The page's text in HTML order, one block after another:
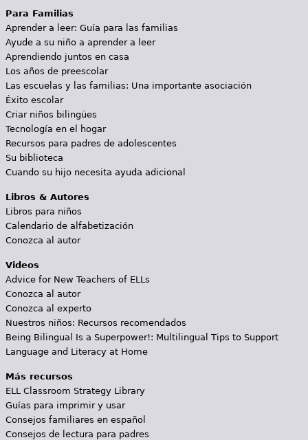
Para Familias
Aprender a leer: Guía para las familias
Ayude a su niño a aprender a leer
Aprendiendo juntos en casa
Los años de preescolar
Las escuelas y las familias: Una importante asociación
Éxito escolar
Criar niños bilingües
Tecnología en el hogar
Recursos para padres de adolescentes
Su biblioteca
Cuando su hijo necesita ayuda adicional
Libros & Autores
Libros para niños
Calendario de alfabetización
Conozca al autor
Videos
Advice for New Teachers of ELLs
Conozca al autor
Conozca al experto
Nuestros niños: Recursos recomendados
Being Bilingual Is a Superpower!: Multilingual Tips to Support
Language and Literacy at Home
Más recursos
ELL Classroom Strategy Library
Guías para imprimir y usar
Consejos familiares en español
Consejos de lectura para padres